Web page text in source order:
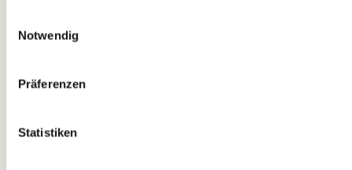
Notwendig
Präferenzen
Statistiken